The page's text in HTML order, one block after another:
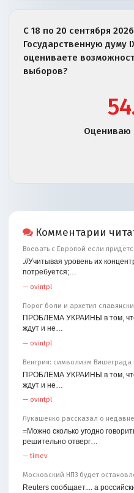
С 18 по 20 сентября
Государственную думу
оцениваете
выборов?
Оцениваю
Комментарии
Воевать с Европой если
.//Учитывая уровень их
потребуется;…
— ovintpl
Порог боли и архетип
ПРОБЛЕМА УКРАИНЫ в том, что
ждут и не…
— ovintpl
Венгрия: символизм
ПРОБЛЕМА УКРАИНЫ в том, что
ждут и не…
— ovintpl
Лукашенко рассказал о
=Можно сколько угодно
решительно отверг…
—timev
Московский НПЗ будет
Reuters сообщает.... а